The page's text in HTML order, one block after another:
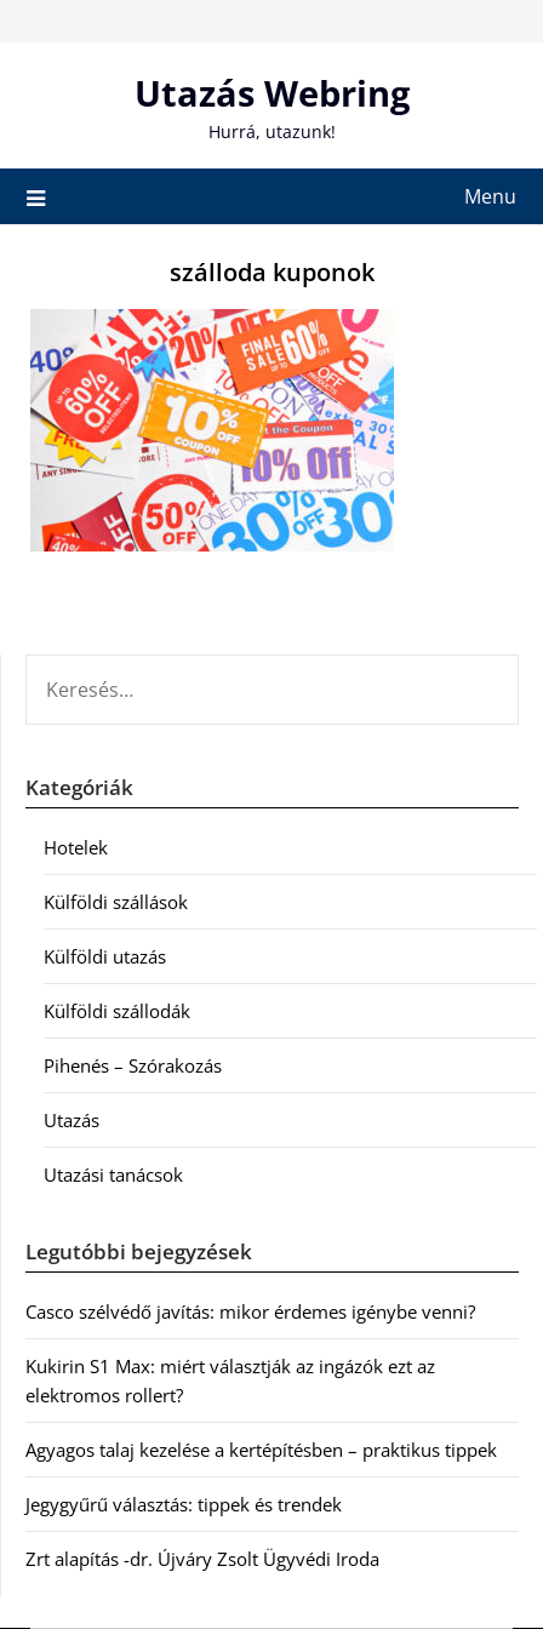
Utazás Webring
Hurrá, utazunk!
Menu
szálloda kuponok
Kategóriák
Hotelek
Külföldi szállások
Külföldi utazás
Külföldi szállodák
Pihenés – Szórakozás
Utazás
Utazási tanácsok
Legutóbbi bejegyzések
Casco szélvédő javítás: mikor érdemes igénybe venni?
Kukirin S1 Max: miért választják az ingázók ezt az
elektromos rollert?
Agyagos talaj kezelése a kertépítésben – praktikus tippek
Jegygyűrű választás: tippek és trendek
Zrt alapítás -dr. Újváry Zsolt Ügyvédi Iroda